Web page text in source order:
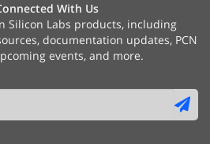
With Us
Silicon Labs products, including
documentation updates, PCN
events, and more.